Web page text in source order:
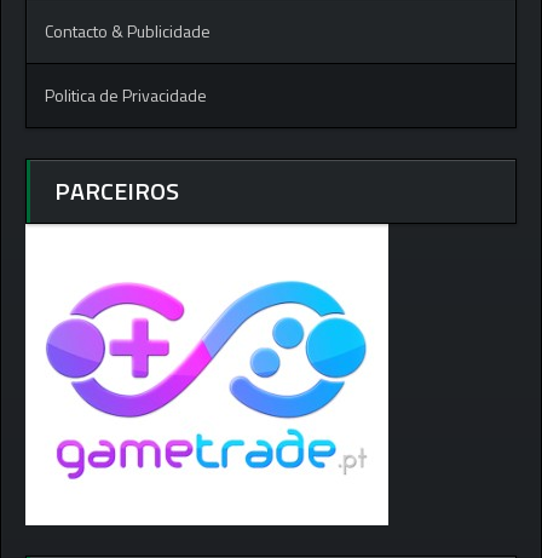
Contacto & Publicidade
Politica de Privacidade
PARCEIROS